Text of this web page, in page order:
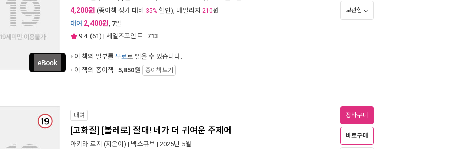
4,200원 (종이책 정가 대비 35% 할인), 마일리지 210원
대여 2,400원, 7일
9.4 (61) | 세일즈포인트 : 713
이 책의 일부를 무료로 읽을 수 있습니다.
이 책의 종이책 : 5,850원 종이책 보기
보관함
대여
[고화질] [볼레로] 절대! 네가 더 귀여운 주제에
아키라 로지 (지은이) | 넥스큐브 | 2025년 5월
장바구니
바로구매